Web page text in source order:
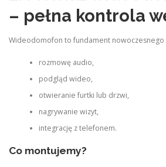
– pełna kontrola
Wideodomofon to fundament nowoczesnego
rozmowę audio,
podgląd wideo,
otwieranie furtki lub drzwi,
nagrywanie wizyt,
integrację z telefonem.
Co montujemy?